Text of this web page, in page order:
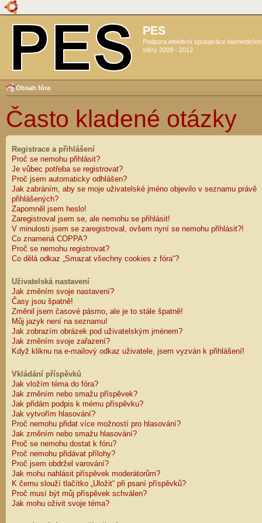
PES
Podpora efektivní spolupráce
sféry 2009 - 2012
Obsah fóra
Často kladené otázky
Registrace a přihlášení
Proč se nemohu přihlásit?
Je vůbec potřeba se registrovat?
Proč jsem automaticky odhlášen?
Jak zabráním, aby se moje uživatelské jméno objevilo v seznamu právě
přihlášených?
Zapomněl jsem heslo!
Zaregistroval jsem se, ale nemohu se přihlásit!
V minulosti jsem se zaregistroval, ovšem nyní se nemohu přihlásit?!
Co znamená COPPA?
Proč se nemohu registrovat?
Co dělá odkaz „Smazat všechny cookies z fóra“?
Uživatelská nastavení
Jak změním svoje nastavení?
Časy jsou špatně!
Změnil jsem časové pásmo, ale je to stále špatně!
Můj jazyk není na seznamu!
Jak zobrazím obrázek pod uživatelským jménem?
Jak změním svoje zařazení?
Když kliknu na e-mailový odkaz uživatele, jsem vyzván k přihlášení!
Vkládání příspěvků
Jak vložím téma do fóra?
Jak změním nebo smažu příspěvek?
Jak přidám podpis k mému příspěvku?
Jak vytvořím hlasování?
Proč nemohu přidat více možností pro hlasování?
Jak změním nebo smažu hlasování?
Proč se nemohu dostat k fóru?
Proč nemohu přidávat přílohy?
Proč jsem obdržel varování?
Jak mohu nahlásit příspěvek moderátorům?
K čemu slouží tlačítko „Uložit“ při psaní příspěvků?
Proč musí být můj příspěvek schválen?
Jak mohu oživit svoje téma?